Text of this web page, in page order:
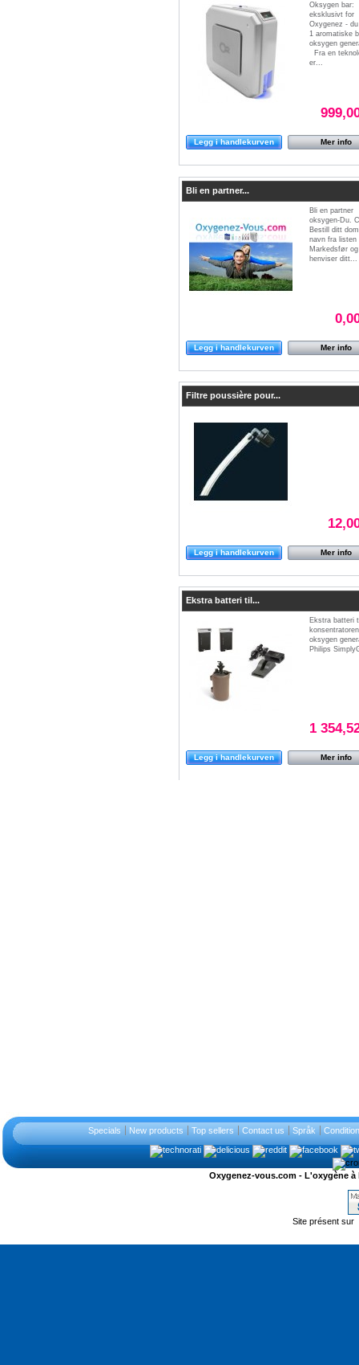
Oksygen bar:
eksklusivt for
Oxygenez -
1 aromatiske
oksygen
Fra en
er...
Mer info
Legg i handlekurven
Bli en partner...
Bli en partner
oksygen-Du.
Bestill ditt
navn fra listen
Markedsfør og
henviser ditt...
Mer info
Legg i handlekurven
Filtre poussière pour...
Mer info
Legg i handlekurven
Ekstra batteri til...
Ekstra batteri
oksygen
Philips
1
Mer info
Legg i handlekurven
Specials New products Top sellers Contact us Språk
Oxygenez-vous.com - L'oxygène
Site présent sur